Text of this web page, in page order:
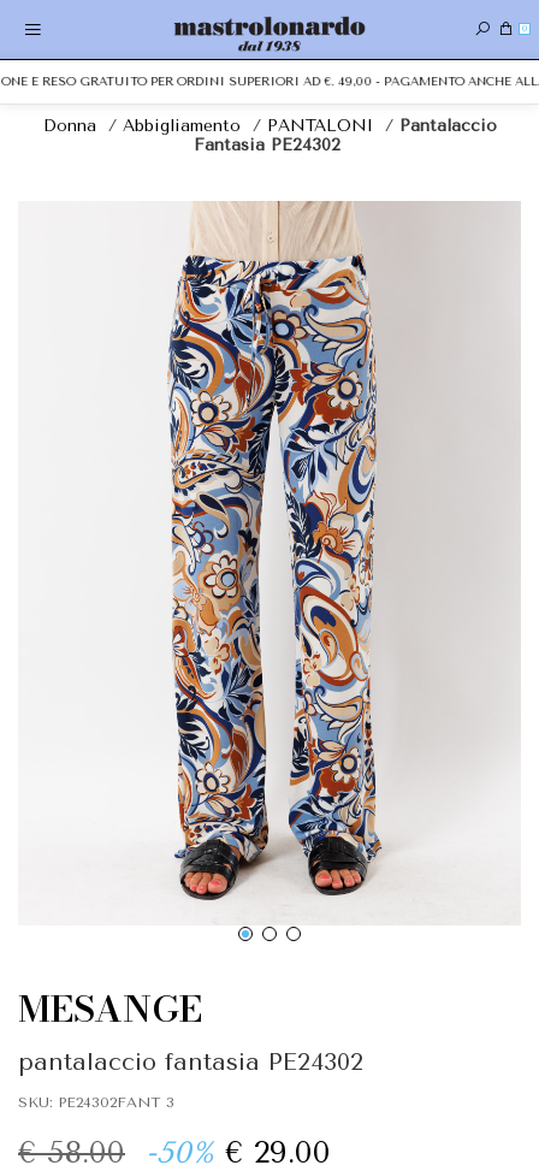
0
E RESO GRATUITO PER ORDINI SUPERIORI AD €. 49,00 - PAGAMENTO ANCHE
Donna / Abbigliamento / PANTALONI / Pantalaccio
Fantasia PE24302
MESANGE
pantalaccio fantasia PE24302
SKU: PE24302FANT 3
€ 58.00 -50% € 29.00